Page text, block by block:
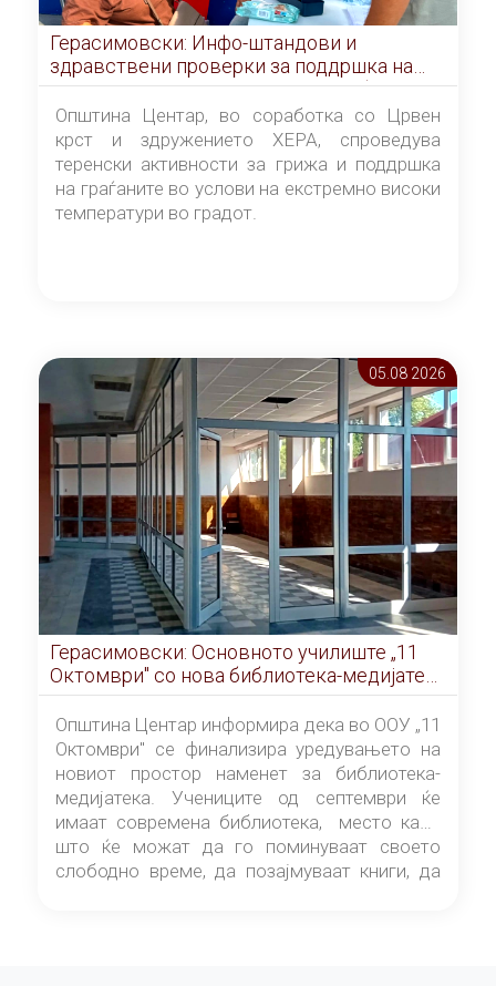
Герасимовски: Инфо-штандови и
здравствени проверки за поддршка на
граѓаните во услови на топлотен бран
Општина Центар, во соработка со Црвен
крст и здружението ХЕРА, спроведува
теренски активности за грижа и поддршка
на граѓаните во услови на екстремно високи
температури во градот.
05.08 2026
Герасимовски: Основното училиште „11
Октомври" со нова библиотека-медијатека
од септември
Општина Центар информира дека во ООУ „11
Октомври" се финализира уредувањето на
новиот простор наменет за библиотека-
медијатека. Учениците од септември ќе
имаат современа библиотека, место каде
што ќе можат да го поминуваат своето
слободно време, да позајмуваат книги, да